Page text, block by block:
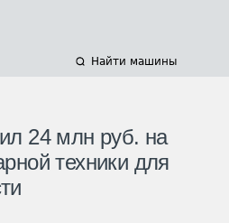
Найти машины
24 млн руб. на
техники для